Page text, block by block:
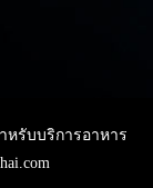
หรับบริการอาหาร